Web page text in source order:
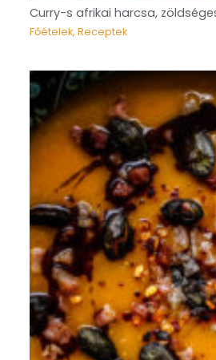
Curry-s afrikai harcsa,
Főételek, Receptek